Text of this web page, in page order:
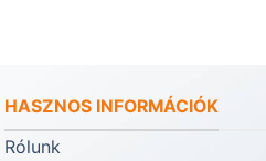
HASZNOS INFORMÁCIÓK
Rólunk